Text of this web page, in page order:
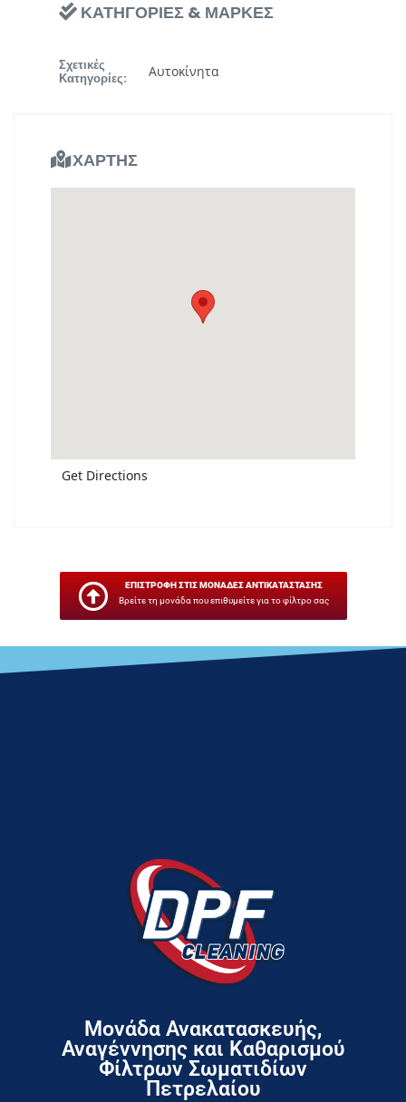
ΚΑΤΗΓΟΡΙΕΣ & ΜΑΡΚΕΣ
Σχετικές
Κατηγορίες: Αυτοκίνητα
ΧΑΡΤΗΣ
Get Directions
ΕΠΙΣΤΡΟΦΗ ΣΤΙΣ ΜΟΝΑΔΕΣ ΑΝΤΙΚΑΤΑΣΤΑΣΗΣ
Βρείτε τη μονάδα που επιθυμείτε για το φίλτρο σας
Μονάδα Ανακατασκευής,
Αναγέννησης και Καθαρισμού
Φίλτρων Σωματιδίων
Πετρελαίου